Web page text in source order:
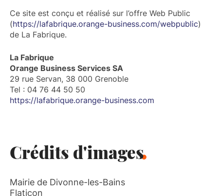
Ce site est conçu et réalisé sur l’offre Web Public
(https://lafabrique.orange-business.com/webpublic)
de La Fabrique.
La Fabrique
Orange Business Services SA
29 rue Servan, 38 000 Grenoble
Tel : 04 76 44 50 50
https://lafabrique.orange-business.com
Crédits d'images
Mairie de Divonne-les-Bains
Flaticon